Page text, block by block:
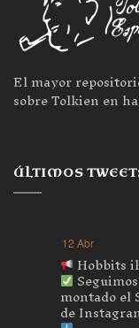
El mayor
sobre Tolkien en
ÚLTIMOS
12 Abr
Hobbits
montado el
de